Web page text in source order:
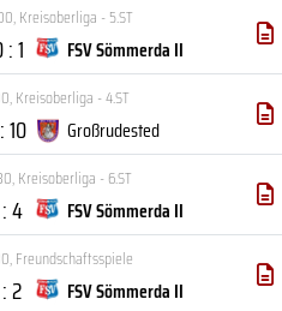
,Kreisoberliga - 5.ST
: 1
FSV Sömmerda II
,Kreisoberliga - 4.ST
10
Großrudested
,Kreisoberliga - 6.ST
4
FSV Sömmerda II
,Freundschaftsspiele
2
FSV Sömmerda II